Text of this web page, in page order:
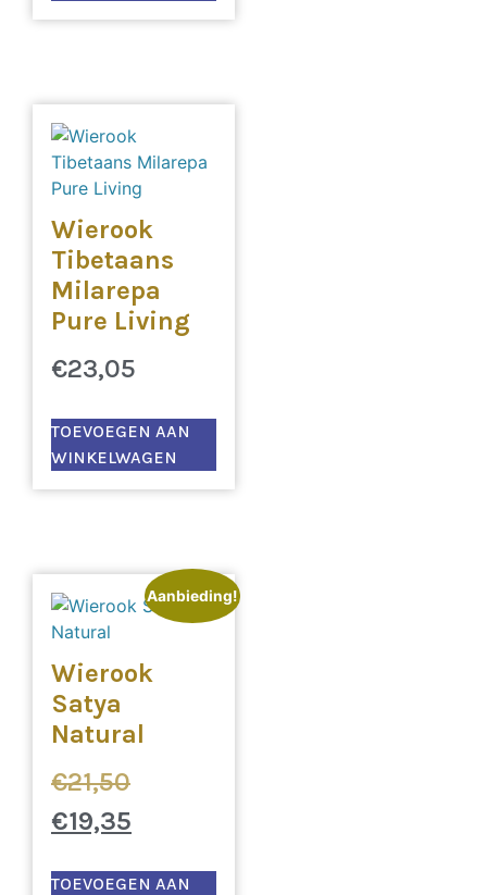
Wierook
Tibetaans
Milarepa
Pure Living
€23,05
TOEVOEGEN AAN
WINKELWAGEN
Aanbieding!
Wierook
Satya
Natural
€21,50
€19,35
TOEVOEGEN AAN